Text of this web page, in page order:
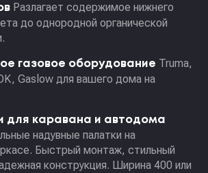
Разлагает содержимое нижнего
до однородной органической
газовое оборудование Truma,
Gaslow для вашего дома на
для каравана и автодома
надувные палатки на
Быстрый монтаж, стильный
конструкция. Ширина 400 или